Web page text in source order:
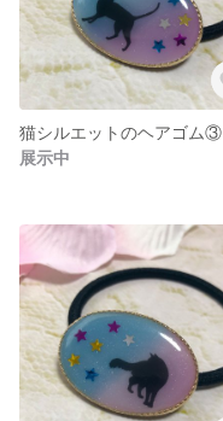
猫シルエットのヘアゴム③
展示中